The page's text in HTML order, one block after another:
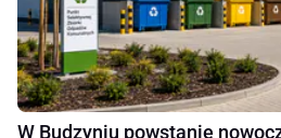
W Budzyniu powstanie